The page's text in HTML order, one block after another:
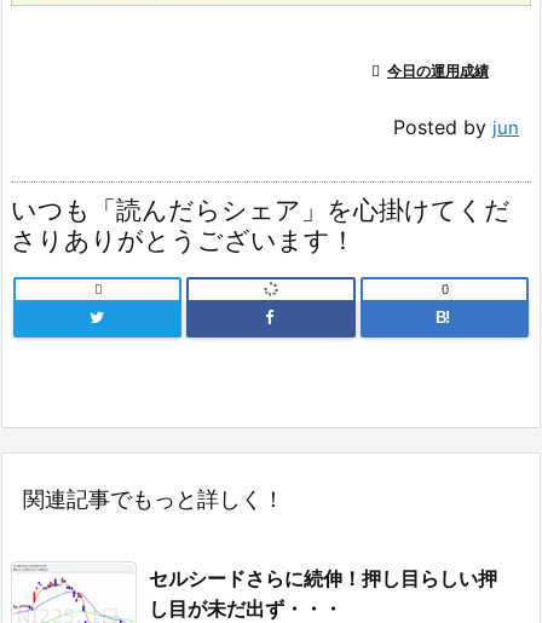
 今日の運用成績
Posted by jun
いつも「読んだらシェア」を心掛けてくだ
さりありがとうございます！

B!
0
関連記事でもっと詳しく！
セルシードさらに続伸！押し目らしい押
し目が未だ出ず・・・